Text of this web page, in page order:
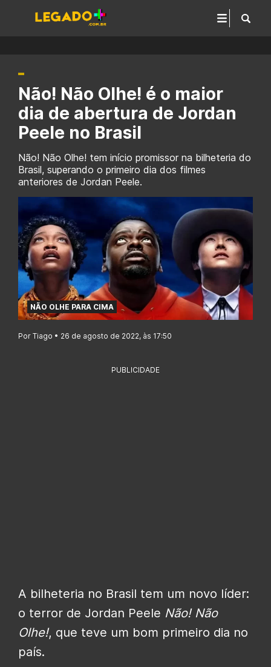
Não! Não Olhe! é o maior
dia de abertura de Jordan
Peele no Brasil
Não! Não Olhe! tem início promissor na bilheteria do
Brasil, superando o primeiro dia dos filmes
anteriores de Jordan Peele.
NÃO OLHE PARA CIMA
Por Tiago • 26 de agosto de 2022, às 17:50
PUBLICIDADE
A bilheteria no Brasil tem um novo líder:
o terror de Jordan Peele Não! Não
Olhe!, que teve um bom primeiro dia no
país.